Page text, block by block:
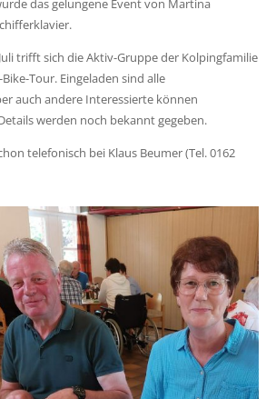
das gelungene Event von Martina
trifft sich die Aktiv-Gruppe der Kolpingfamilie
Tour. Eingeladen sind alle
auch andere Interessierte können
werden noch bekannt gegeben.
telefonisch bei Klaus Beumer (Tel. 0162